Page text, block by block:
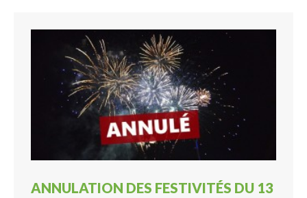
ANNULATION DES FESTIVITÉS DU 13